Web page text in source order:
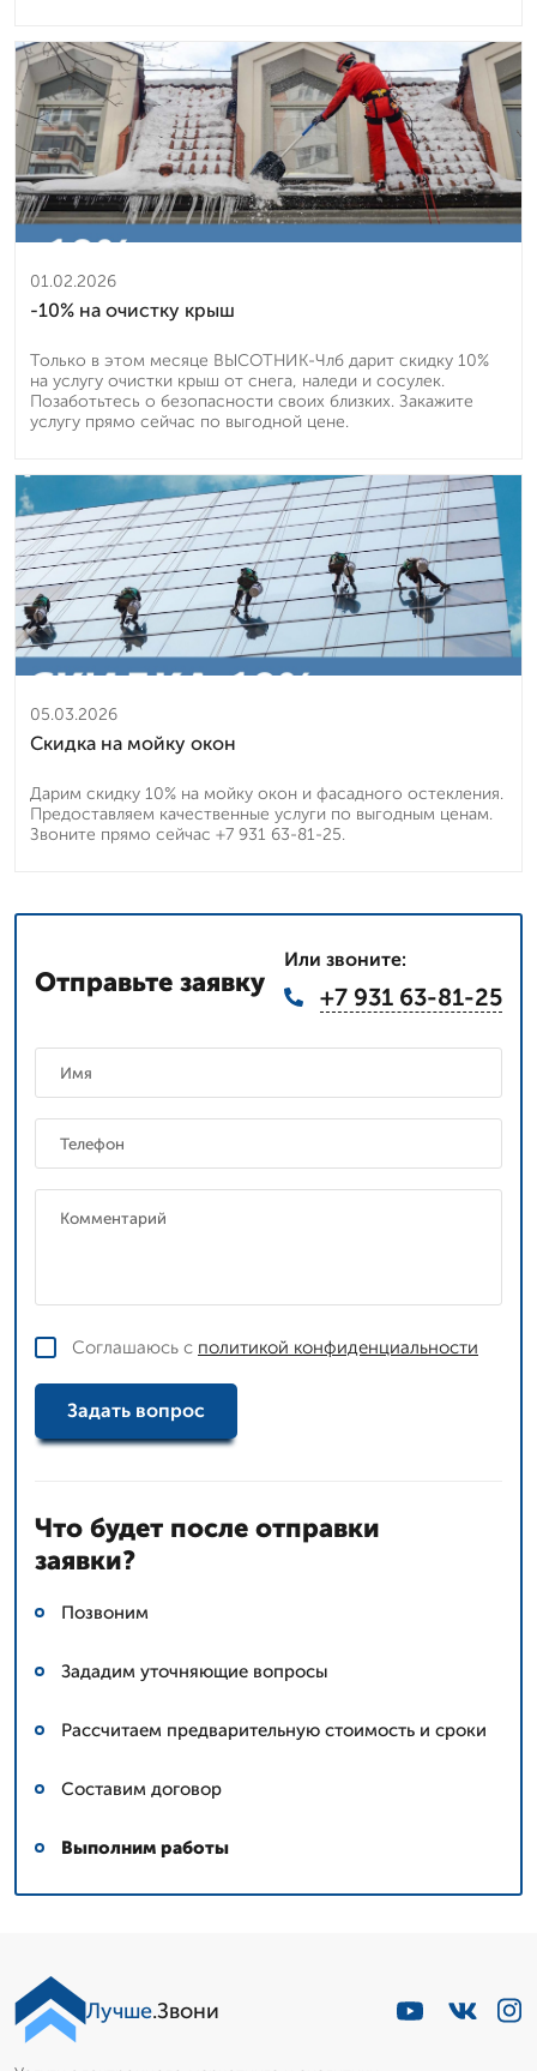
01.02.2026
-10% на очистку крыш
Только в этом месяце ВЫСОТНИК-Члб дарит скидку 10%
на услугу очистки крыш от снега, наледи и сосулек.
Позаботьтесь о безопасности своих близких. Закажите
услугу прямо сейчас по выгодной цене.
05.03.2026
Скидка на мойку окон
Дарим скидку 10% на мойку окон и фасадного остекления.
Предоставляем качественные услуги по выгодным ценам.
Звоните прямо сейчас +7 931 63-81-25.
Отправьте заявку
Или звоните:
+7 931 63-81-25
Соглашаюсь с политикой конфиденциальности
Задать вопрос
Что будет после отправки
заявки?
Позвоним
Зададим уточняющие вопросы
Рассчитаем предварительную стоимость и сроки
Составим договор
Выполним работы
Лучше.Звони